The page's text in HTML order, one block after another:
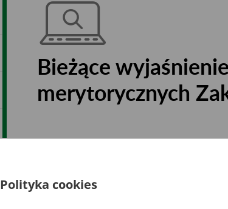
Bieżące
merytorycznych
01 marca
Polityka cookies